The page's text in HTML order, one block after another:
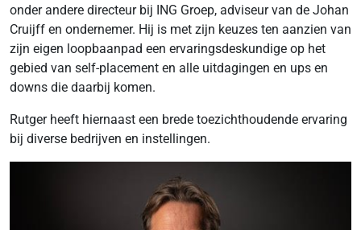
onder andere directeur bij ING Groep, adviseur van de Johan
Cruijff en ondernemer. Hij is met zijn keuzes ten aanzien van
zijn eigen loopbaanpad een ervaringsdeskundige op het
gebied van self-placement en alle uitdagingen en ups en
downs die daarbij komen.
Rutger heeft hiernaast een brede toezichthoudende ervaring
bij diverse bedrijven en instellingen.